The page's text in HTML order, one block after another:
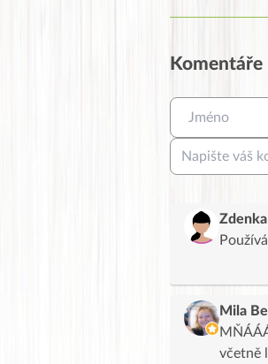
Komentáře
Zdenka
Mila
včetně